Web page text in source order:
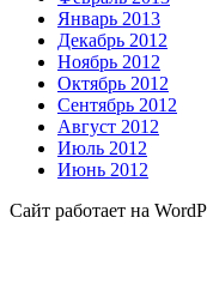
Январь 2013
Декабрь 2012
Ноябрь 2012
Октябрь 2012
Сентябрь 2012
Август 2012
Июль 2012
Июнь 2012
Сайт работает на